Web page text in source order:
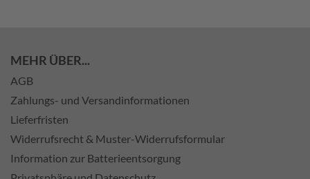
MEHR ÜBER...
AGB
Zahlungs- und Versandinformationen
Lieferfristen
Widerrufsrecht & Muster-Widerrufsformular
Information zur Batterieentsorgung